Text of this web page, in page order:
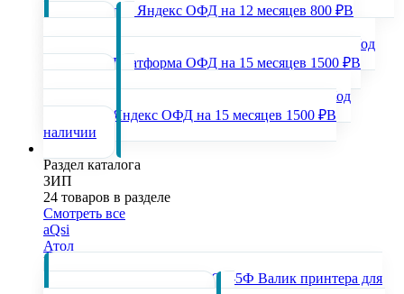
активации для Яндекс ОФД на 12 месяцев 800 ₽В
Код
активации Платформа ОФД на 15 месяцев 1500 ₽В
Код
активации Яндекс ОФД на 15 месяцев 1500 ₽В
наличии
Раздел каталога
ЗИП
24 товаров в разделе
Смотреть все
aQsi
Атол
Популярные товары раздела
Валик принтера для